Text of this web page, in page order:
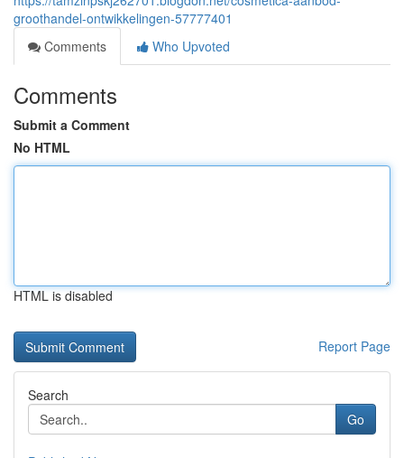
groothandel-ontwikkelingen-57777401
Comments
Who Upvoted
Comments
Submit a Comment
No HTML
HTML is disabled
Report Page
Search
Go